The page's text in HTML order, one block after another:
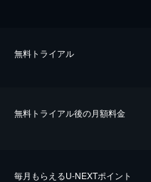
無料トライアル
無料トライアル後の⽉額料金
毎⽉もらえるU-NEXTポイント